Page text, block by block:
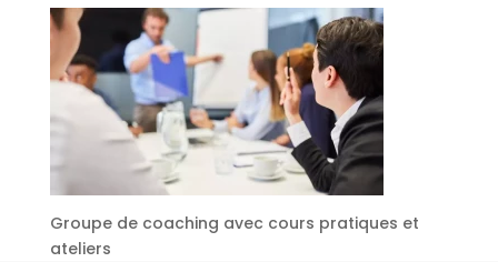
Groupe de coaching avec cours pratiques et
ateliers